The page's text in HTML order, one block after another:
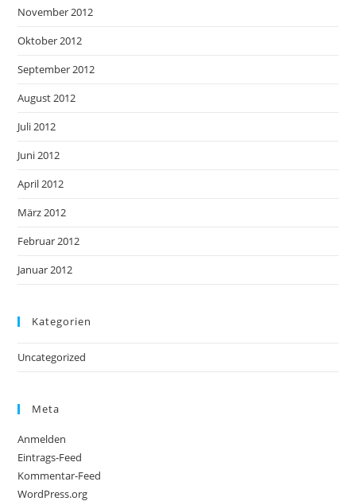
November 2012
Oktober 2012
September 2012
August 2012
Juli 2012
Juni 2012
April 2012
März 2012
Februar 2012
Januar 2012
Kategorien
Uncategorized
Meta
Anmelden
Eintrags-Feed
Kommentar-Feed
WordPress.org